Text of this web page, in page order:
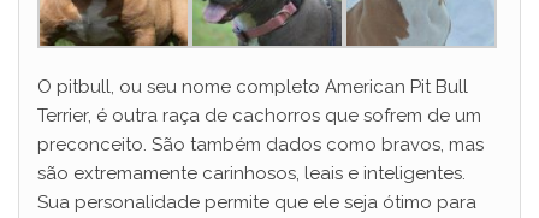
O pitbull, ou seu nome completo American Pit Bull
Terrier, é outra raça de cachorros que sofrem de um
preconceito. São também dados como bravos, mas
são extremamente carinhosos, leais e inteligentes.
Sua personalidade permite que ele seja ótimo para